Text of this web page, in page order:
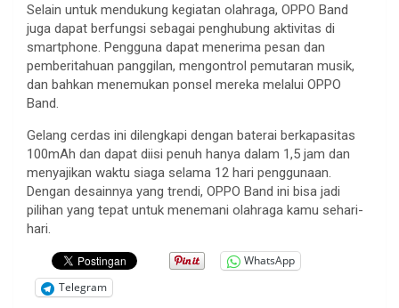
Selain untuk mendukung kegiatan olahraga, OPPO Band
juga dapat berfungsi sebagai penghubung aktivitas di
smartphone. Pengguna dapat menerima pesan dan
pemberitahuan panggilan, mengontrol pemutaran musik,
dan bahkan menemukan ponsel mereka melalui OPPO
Band.
Gelang cerdas ini dilengkapi dengan baterai berkapasitas
100mAh dan dapat diisi penuh hanya dalam 1,5 jam dan
menyajikan waktu siaga selama 12 hari penggunaan.
Dengan desainnya yang trendi, OPPO Band ini bisa jadi
pilihan yang tepat untuk menemani olahraga kamu sehari-
hari.
WhatsApp
Telegram